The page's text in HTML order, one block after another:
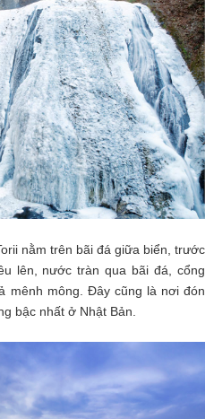
nằm trên bãi đá giữa biển, trước
lên, nước tràn qua bãi đá, cổng
mênh mông. Đây cũng là nơi đón
bậc nhất ở Nhật Bản.